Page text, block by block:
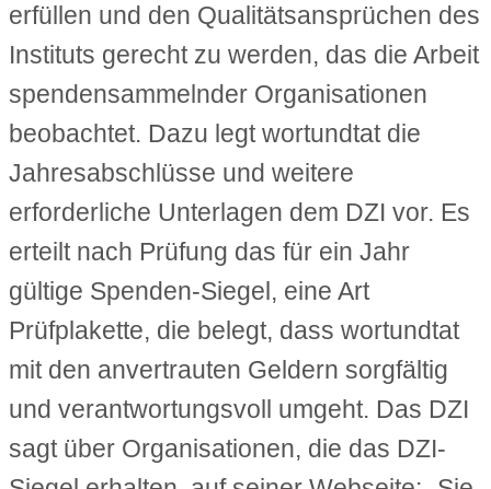
erfüllen und den Qualitätsansprüchen des
Instituts gerecht zu werden, das die Arbeit
spendensammelnder Organisationen
beobachtet. Dazu legt wortundtat die
Jahresabschlüsse und weitere
erforderliche Unterlagen dem DZI vor. Es
erteilt nach Prüfung das für ein Jahr
gültige Spenden-Siegel, eine Art
Prüfplakette, die belegt, dass wortundtat
mit den anvertrauten Geldern sorgfältig
und verantwortungsvoll umgeht. Das DZI
sagt über Organisationen, die das DZI-